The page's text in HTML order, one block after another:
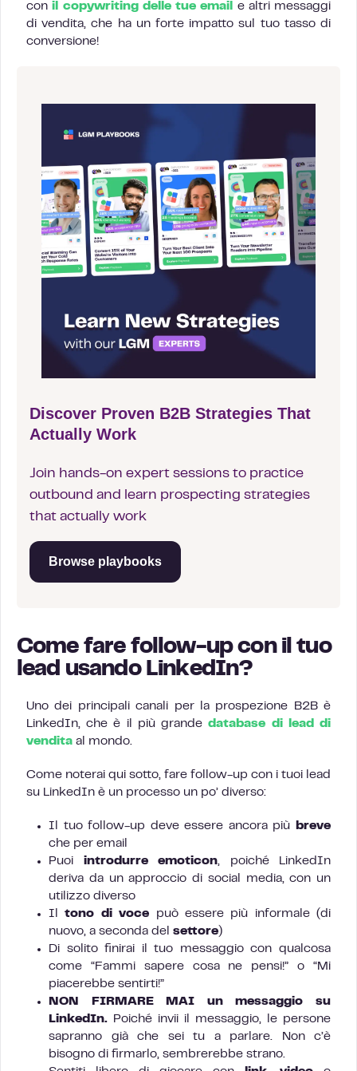
conil copywriting delle tue email
e altri messaggi
di vendita, che ha un forte impatto sul tuo tasso di
conversione!
Discover Proven B2B Strategies That
Actually Work
Join hands-on expert sessions to practice
outbound and learn prospecting strategies
that actually work
Browse playbooks
Come fare follow-up con il tuo
lead usando LinkedIn?
Uno dei principali canali per la prospezione B2B è
LinkedIn, che è il più grandedatabase di lead di
vendita al mondo.
Come noterai qui sotto, fare follow-up con i tuoi lead
su LinkedIn è un processo un po’ diverso:
Il tuo follow-up deve essere ancora più
breve
che per email
Puoi introdurre emoticon, poiché LinkedIn
deriva da un approccio di social media, con un
utilizzo diverso
Iltono di voce può essere più informale (di
nuovo, a seconda del settore)
Di solito finirai il tuo messaggio con qualcosa
come “Fammi sapere cosa ne pensi!” o “Mi
piacerebbe sentirti!”
NON FIRMARE MAI un messaggio su
LinkedIn. Poiché invii il messaggio, le persone
sapranno già che sei tu a parlare. Non c’è
bisogno di firmarlo, sembrerebbe strano.